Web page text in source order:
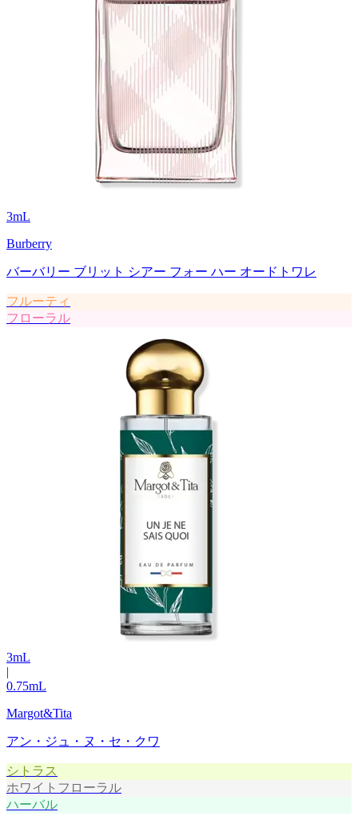
3mL
Burberry
バーバリー ブリット シアー フォー ハー オードトワレ
フルーティ
フローラル
3mL
|
0.75mL
Margot&Tita
アン・ジュ・ヌ・セ・クワ
シトラス
ホワイトフローラル
ハーバル